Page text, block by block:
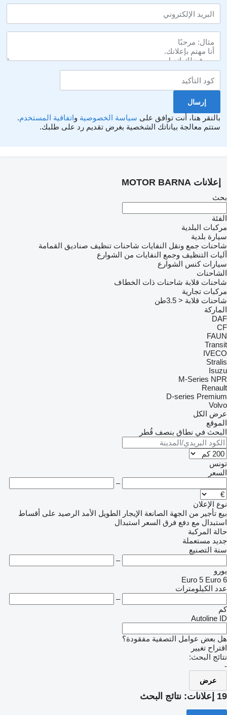
بالنقر هنا، أنت توافق على سياسة الخصوصية واتفاقية المستخدم.
ستتم معالجة بياناتك الشخصية بغرض تقديم رد على طلبك.
إعلانات MOTOR BARNA
بحث
الفئة
مركبات البلدية
سيارة بلدية
شاحنات جمع ونقل النفايات شاحنات تنظيف صناديق القمامة
آليات التنظيف وجمع النفايات من الشوارع
سيارات كنس الشوارع
الشاحنات
شاحنات قلابة شاحنات ذات الخطاف
مركبات تجارية
شاحنات قلابة < 3.5طن
الماركة
DAF
CF
FAUN
Transit
IVECO
Stralis
Isuzu
M-Series NPR
Renault
D-series Premium
Volvo
عرض الكل
الموقع
البحث في نطاق بنصف قُطر
تونس
السعر
–
نوع الإعلان
بيع تأجير من الجهة الصانعة الإيجار الطويل الأمد الرصيد على أقساط
استبدال مع دفع فرق السعر استبدال
حالة المركبة
جديد مستعملة
سنة التصنيع
–
يورو
Euro 5 Euro 6
عدد الكيلومترات
–
كم
Autoline ID
هل بعض عوامل التصفية مفقودة؟
اقتراح تغيير
نتائج البحث:
-
عرض
19 إعلانات: نتائج البحث